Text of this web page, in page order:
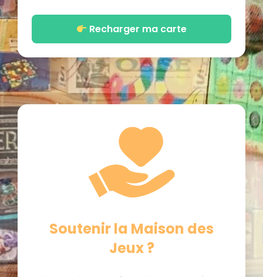
Recharger ma carte
Soutenir la Maison des
Jeux ?